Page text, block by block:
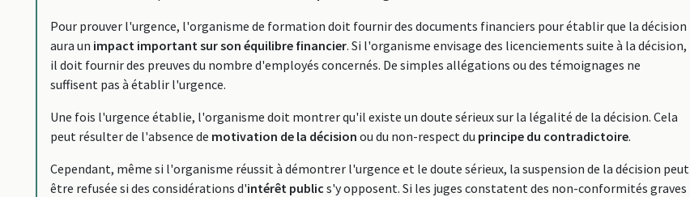
Pour prouver l'urgence, l'organisme de formation doit fournir des documents financiers pour établir que la décision
aura un impact important sur son équilibre financier. Si l'organisme envisage des licenciements suite à la décision,
il doit fournir des preuves du nombre d'employés concernés. De simples allégations ou des témoignages ne
suffisent pas à établir l'urgence.
Une fois l'urgence établie, l'organisme doit montrer qu'il existe un doute sérieux sur la légalité de la décision. Cela
peut résulter de l'absence de motivation de la décision ou du non-respect du principe du contradictoire.
Cependant, même si l'organisme réussit à démontrer l'urgence et le doute sérieux, la suspension de la décision peut
être refusée si des considérations d'intérêt public s'y opposent. Si les juges constatent des non-conformités graves